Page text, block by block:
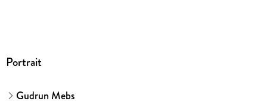
Portrait
Gudrun Mebs